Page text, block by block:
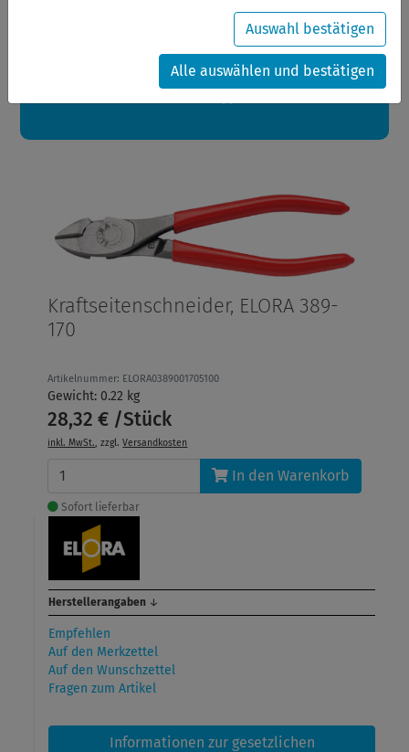
Ihre Bestellungen in diesem Zeitraum werden ab dem
24.08.2026 verschickt.
Eine schöne Sommerpause
Kraftseitenschneider, ELORA 389-
170
Artikelnummer: ELORA0389001705100
Gewicht: 0.22 kg
28,32 € /Stück
inkl. MwSt., zzgl.Versandkosten
In den Warenkorb
Sofort lieferbar
Herstellerangaben ↓
Empfehlen
Auf den Merkzettel
Auf den Wunschzettel
Fragen zum Artikel
Informationen zur gesetzlichen
Auswahl bestätigen
Alle auswählen und bestätigen